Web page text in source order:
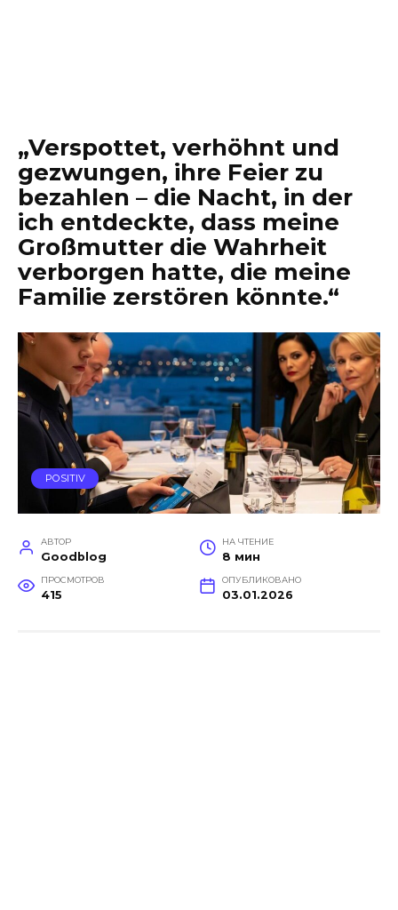
„Verspottet, verhöhnt und
gezwungen, ihre Feier zu
bezahlen – die Nacht, in der
ich entdeckte, dass meine
Großmutter die Wahrheit
verborgen hatte, die meine
Familie zerstören könnte.“
POSITIV
АВТОР
Goodblog
НА ЧТЕНИЕ
8 мин
ПРОСМОТРОВ
415
ОПУБЛИКОВАНО
03.01.2026